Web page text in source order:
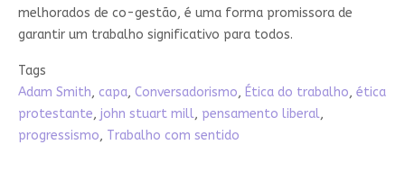
melhorados de co-gestão, é uma forma promissora de
garantir um trabalho significativo para todos.
Tags
Adam Smith, capa, Conversadorismo, Ética do trabalho, ética
protestante, john stuart mill, pensamento liberal,
progressismo, Trabalho com sentido